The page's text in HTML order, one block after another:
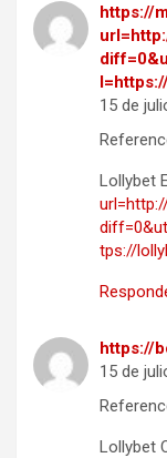
https://
15 de
Lollybet
tps://
https://
15 de
Lollybet